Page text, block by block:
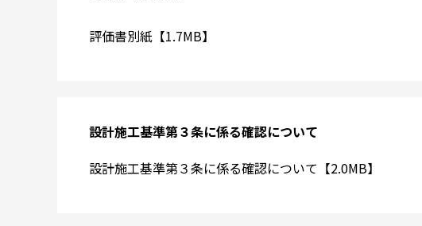
評価書別紙【1.7MB】
設計施工基準第３条に係る確認について
設計施工基準第３条に係る確認について【2.0MB】